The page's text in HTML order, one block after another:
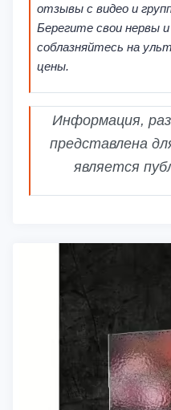
отзывы с видео и
Берегите свои нервы
соблазняйтесь на
цены.
Информация,
представлена
является